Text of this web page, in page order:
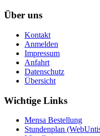
Über uns
Kontakt
Anmelden
Impressum
Anfahrt
Datenschutz
Übersicht
Wichtige Links
Mensa Bestellung
Stundenplan